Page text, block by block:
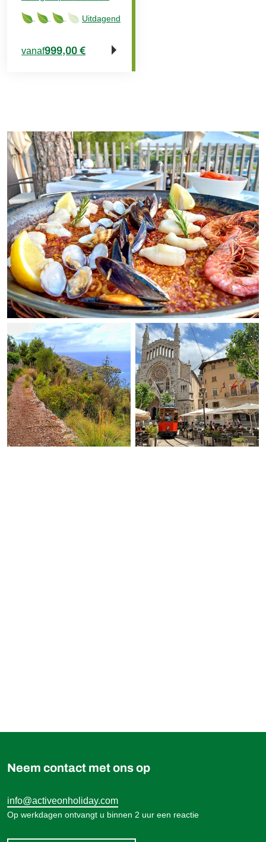
Uitdagend
vanaf999,00 €
vanaf 669,00 € Boek
Neem contact met ons op
info@activeonholiday.com
Op werkdagen ontvangt u binnen 2 uur een reactie